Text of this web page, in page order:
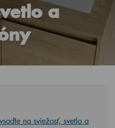
a
na sviežosť, svetlo a